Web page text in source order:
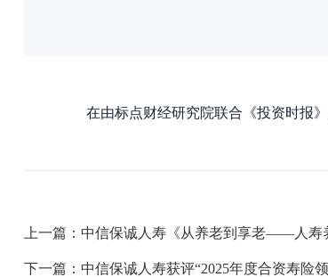
在由标点财经研究院联合《投资时报
下一篇：中信保诚人寿获评“2025年度合资寿险